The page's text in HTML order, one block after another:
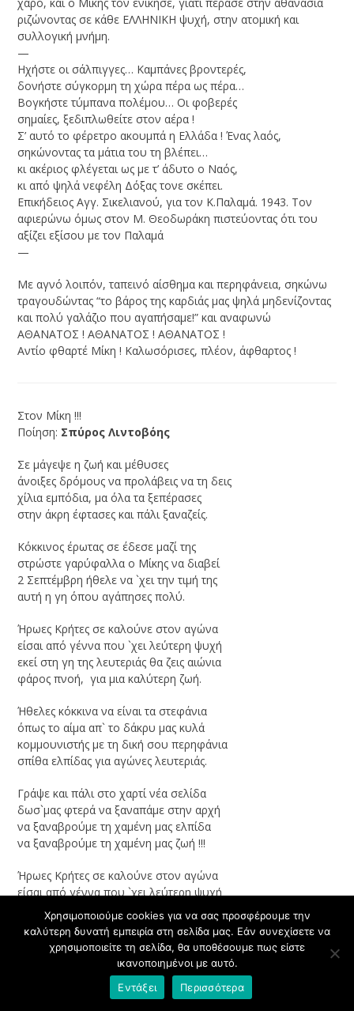
ριζώνοντας σε κάθε ΕΛΛΗΝΙΚΗ ψυχή, στην ατομική και
συλλογική μνήμη.
—
Ηχήστε οι σάλπιγγες… Καμπάνες βροντερές,
δονήστε σύγκορμη τη χώρα πέρα ως πέρα…
Βογκήστε τύμπανα πολέμου… Οι φοβερές
σημαίες, ξεδιπλωθείτε στον αέρα !
Σ’ αυτό το φέρετρο ακουμπά η Ελλάδα ! Ένας λαός,
σηκώνοντας τα μάτια του τη βλέπει…
κι ακέριος φλέγεται ως με τ’ άδυτο ο Ναός,
κι από ψηλά νεφέλη Δόξας τονε σκέπει.
Επικήδειος Αγγ. Σικελιανού, για τον Κ.Παλαμά. 1943. Τον
αφιερώνω όμως στον Μ. Θεοδωράκη πιστεύοντας ότι του
αξίζει εξίσου με τον Παλαμά
—
Με αγνό λοιπόν, ταπεινό αίσθημα και περηφάνεια, σηκώνω
τραγουδώντας “το βάρος της καρδιάς μας ψηλά μηδενίζοντας
και πολύ γαλάζιο που αγαπήσαμε!” και αναφωνώ
ΑΘΑΝΑΤΟΣ ! ΑΘΑΝΑΤΟΣ ! ΑΘΑΝΑΤΟΣ !
Αντίο φθαρτέ Μίκη ! Καλωσόρισες, πλέον, άφθαρτος !
Στον Μίκη !!!
Ποίηση: Σπύρος Λιντοβόης
Σε μάγεψε η ζωή και μέθυσες
άνοιξες δρόμους να προλάβεις να τη δεις
χίλια εμπόδια, μα όλα τα ξεπέρασες
στην άκρη έφτασες και πάλι ξαναζείς.
Κόκκινος έρωτας σε έδεσε μαζί της
στρώστε γαρύφαλλα ο Μίκης να διαβεί
2 Σεπτέμβρη ήθελε να `χει την τιμή της
αυτή η γη όπου αγάπησες πολύ.
Ήρωες Κρήτες σε καλούνε στον αγώνα
είσαι από γέννα που `χει λεύτερη ψυχή
εκεί στη γη της λευτεριάς θα ζεις αιώνια
φάρος πνοή, για μια καλύτερη ζωή.
Ήθελες κόκκινα να είναι τα στεφάνια
όπως το αίμα απ` το δάκρυ μας κυλά
κομμουνιστής με τη δική σου περηφάνια
σπίθα ελπίδας για αγώνες λευτεριάς.
Γράψε και πάλι στο χαρτί νέα σελίδα
δωσ`μας φτερά να ξαναπάμε στην αρχή
να ξαναβρούμε τη χαμένη μας ελπίδα
να ξαναβρούμε τη χαμένη μας ζωή !!!
Ήρωες Κρήτες σε καλούνε στον αγώνα
είσαι από γέννα που `χει λεύτερη ψυχή
εκεί στη γη της λευτεριάς θα ζεις αιώνια
φάρος πνοή, για μια καλύτερη ζωή.
Χρησιμοποιούμε cookies για να σας προσφέρουμε την
καλύτερη δυνατή εμπειρία στη σελίδα μας. Εάν συνεχίσετε να
χρησιμοποιείτε τη σελίδα, θα υποθέσουμε πως είστε
ικανοποιημένοι με αυτό.
Εντάξει
Περισσότερα